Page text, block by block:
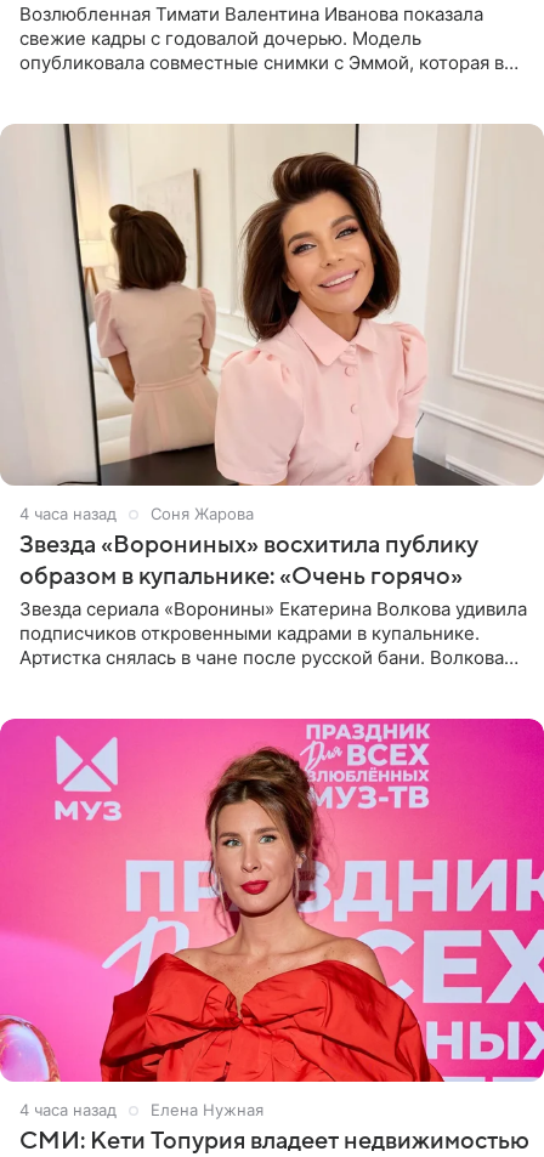
Возлюбленная Тимати Валентина Иванова показала
свежие кадры с годовалой дочерью. Модель
опубликовала совместные снимки с Эммой, которая в
4 часа назад Соня Жарова
Звезда «Ворониных» восхитила публику
образом в купальнике: «Очень горячо»
Звезда сериала «Воронины» Екатерина Волкова удивила
подписчиков откровенными кадрами в купальнике.
Артистка снялась в чане после русской бани. Волкова
4 часа назад Елена Нужная
СМИ: Кети Топурия владеет недвижимостью